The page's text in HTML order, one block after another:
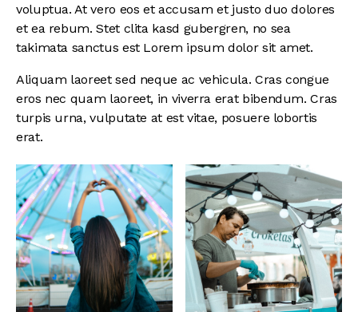
voluptua. At vero eos et accusam et justo duo dolores
et ea rebum. Stet clita kasd gubergren, no sea
takimata sanctus est Lorem ipsum dolor sit amet.
Aliquam laoreet sed neque ac vehicula. Cras congue
eros nec quam laoreet, in viverra erat bibendum. Cras
turpis urna, vulputate at est vitae, posuere lobortis
erat.